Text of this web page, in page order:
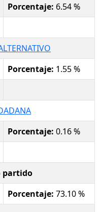
Porcentaje: 6.54 %
Porcentaje: 1.55 %
Porcentaje: 0.16 %
partido
Porcentaje: 73.10 %